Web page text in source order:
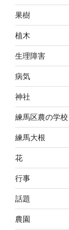
果樹
植木
生理障害
病気
神社
練馬区農の学校
練馬大根
花
行事
話題
農園